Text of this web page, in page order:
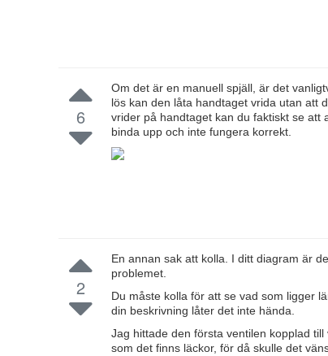
6
Om det är en manuell spjäll, är det
lös kan den låta handtaget vrida utan att
vrider på handtaget kan du faktiskt se att
binda upp och inte fungera korrekt.
2
En annan sak att kolla. I ditt diagram är
problemet.
Du måste kolla för att se vad som ligger
din beskrivning låter det inte hända.
Jag hittade den första ventilen kopplad
som det finns läckor, för då skulle det